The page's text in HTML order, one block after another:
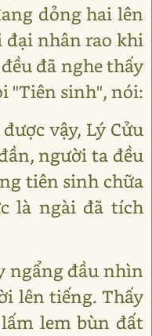
dỏng hai lên
đại nhân rao khi
đã nghe thấy
"Tiên sinh", nói:
vậy, Lý Cửu
người ta đều
tiên sinh chữa
là ngài đã tích
ngẩng đầu nhìn
lên tiếng. Thấy
lem bùn đất